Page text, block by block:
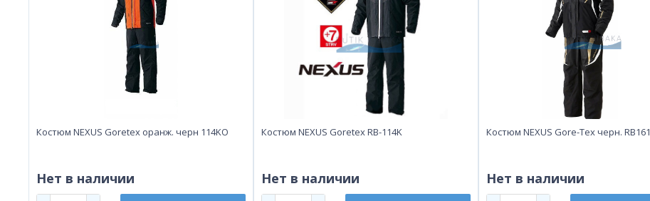
Костюм NEXUS Goretex оранж. черн 114KO
Нет в наличии
Костюм NEXUS Goretex RB-114K
Нет в наличии
Костюм NEXUS Gore-Tex черн. RB161
Нет в наличии